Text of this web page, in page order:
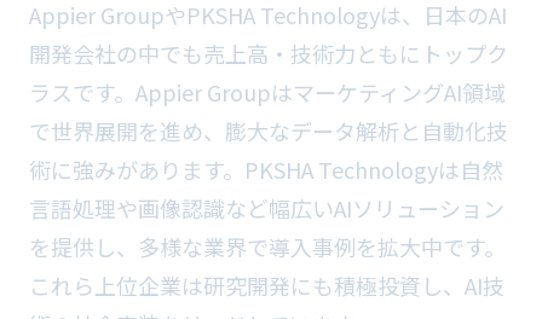
Appier GroupやPKSHA Technologyは、日本のAI
開発会社の中でも売上高・技術力ともにトップク
ラスです。Appier GroupはマーケティングAI領域
で世界展開を進め、膨大なデータ解析と自動化技
術に強みがあります。PKSHA Technologyは自然
言語処理や画像認識など幅広いAIソリューション
を提供し、多様な業界で導入事例を拡大中です。
これら上位企業は研究開発にも積極投資し、AI技